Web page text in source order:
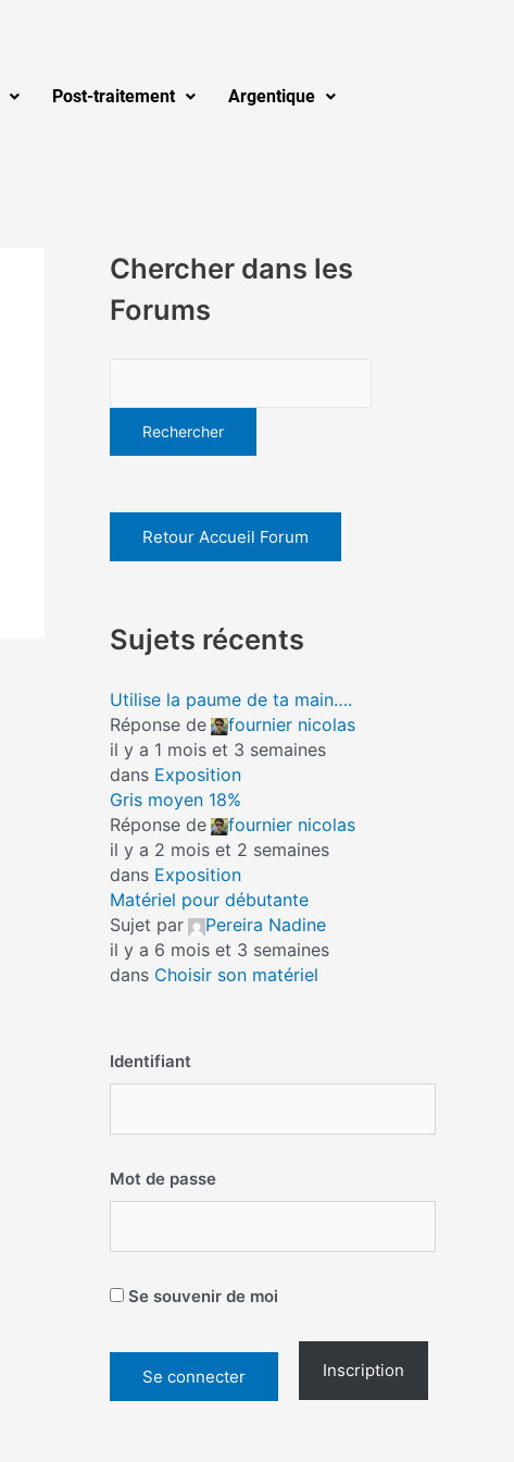
Post-traitement Argentique
Chercher dans les
Forums
Retour Accueil Forum
Sujets récents
Utilise la paume de ta main….
Réponse de
fournier nicolas
il y a 1 mois et 3 semaines
dans Exposition
Gris moyen 18%
Réponse de
fournier nicolas
il y a 2 mois et 2 semaines
dans Exposition
Matériel pour débutante
Sujet par
Pereira Nadine
il y a 6 mois et 3 semaines
dans Choisir son matériel
Identifiant
Mot de passe
Se souvenir de moi
Inscription